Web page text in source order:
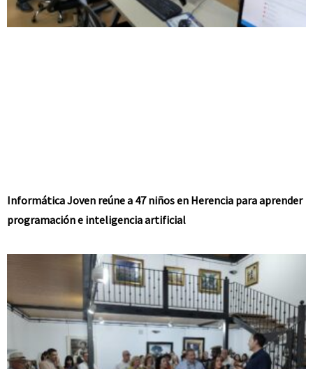
Informática Joven reúne a 47 niños en Herencia para aprender
programación e inteligencia artificial